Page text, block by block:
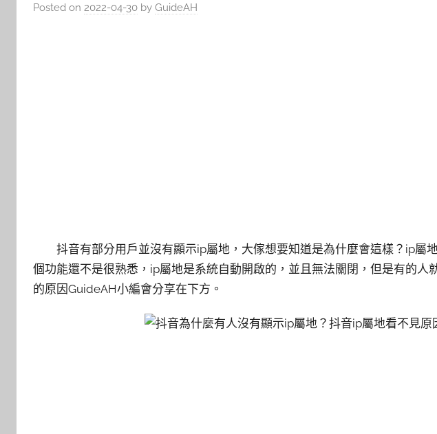
Posted on 2022-04-30 by GuideAH
抖音有部分用戶並沒有顯示ip屬地，大傢想要知道是為什麼會這樣？ip屬
個功能還不是很熟悉，ip屬地是系統自動開啟的，並且無法關閉，但是有的人
的原因GuideAH小編會分享在下方。